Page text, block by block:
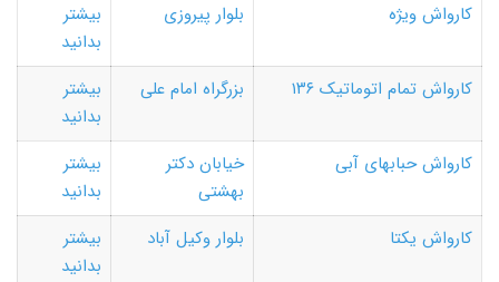
کارواش ویژه
بلوار پیروزی
بیشتر
بدانید
کارواش تمام اتوماتیک ۱۳۶
بزرگراه امام علی
بیشتر
بدانید
کارواش حبابهای آبی
خیابان دکتر
بهشتی
بیشتر
بدانید
کارواش یکتا
بلوار وکیل آباد
بیشتر
بدانید